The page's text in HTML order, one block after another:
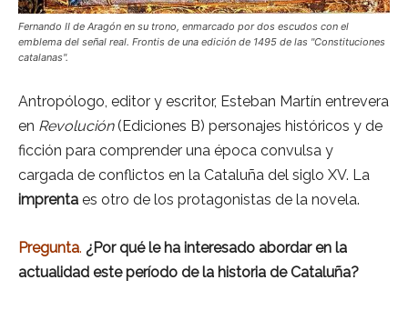
Fernando II de Aragón en su trono, enmarcado por dos escudos con el
emblema del señal real. Frontis de una edición de 1495 de las "Constituciones
catalanas".
Antropólogo, editor y escritor, Esteban Martín entrevera
en Revolución(Ediciones B) personajes históricos y de
ficción para comprender una época convulsa y
cargada de conflictos en la Cataluña del siglo XV. La
imprenta es otro de los protagonistas de la novela.
Pregunta. ¿Por qué le ha interesado abordar en la
actualidad este período de la historia de Cataluña?